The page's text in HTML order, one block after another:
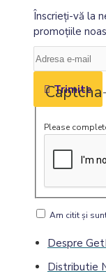
Înscrieţi-vă la
promoţiile
Trimite
Captcha
Please
Am citit şi
Despre
Distributie